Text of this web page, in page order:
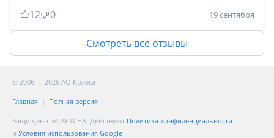
хороший. Не прожорлив, печка и кондер шикарны,
меняйте масла качественные, все расходники тоже.
Поменяв на китайские, сами же пожалеете, на трассе
длительном, он просто болид, обгоняет всех, со
свистом. Даже на 3 ряду детям удобно. Эту машину
делали инженеры, а не нынешние красивые, но не
набирает, а так не плох,
12 0 19 сентября
Смотреть все отзывы
© 2006 — 2026 АО Колеса
Главная Полная версия
Защищено reCAPTCHA. Действуют Политика конфиденциальности
и Условия использования Google